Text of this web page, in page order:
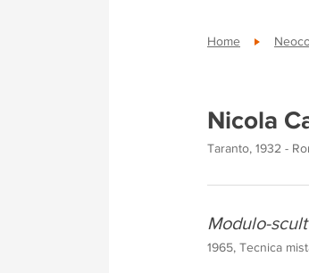
Home
Nicola
Taranto, 1932 -
Modulo-
1965, Tecnica